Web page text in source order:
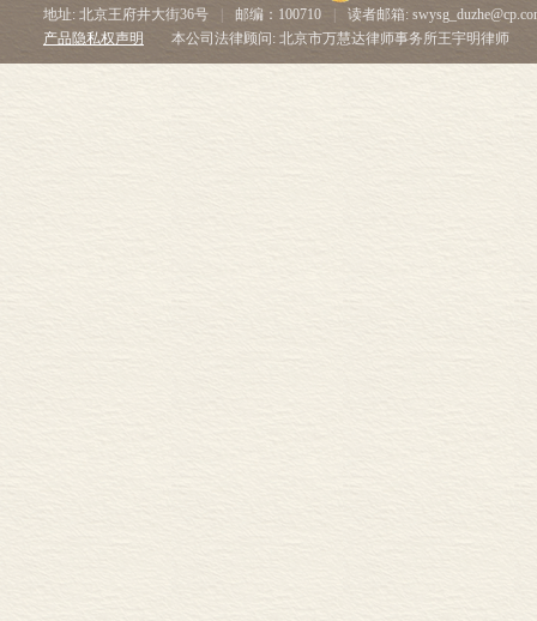
地址: 北京王府井大街36号
邮编：100710
读者邮箱:
产品隐私权声明
本公司法律顾问: 北京市万慧达律师事务所王宇明律师